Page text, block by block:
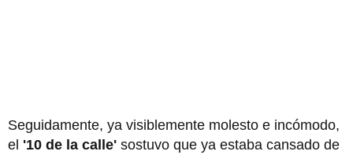
Seguidamente, ya visiblemente molesto e incómodo,
el '10 de la calle' sostuvo que ya estaba cansado de